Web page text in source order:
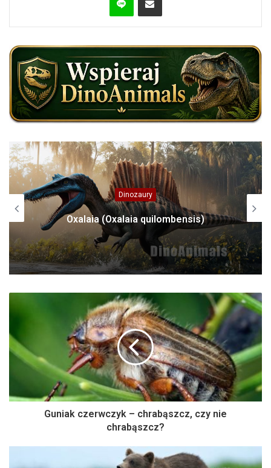
Gady
Loro Park – najlepszy ogród zoologiczny
świata
Guniak czerwczyk – chrabąszcz, czy nie
chrabąszcz?